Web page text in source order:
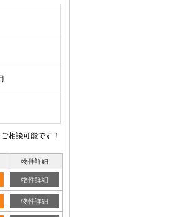
相談可能です！
物件詳細
物件詳細
物件詳細